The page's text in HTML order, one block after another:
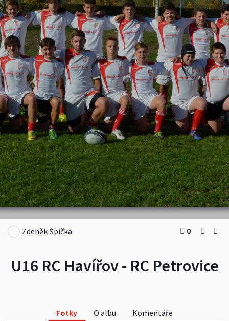
U16 RC Havířov - RC Petrovice
Zdeněk Špička 0
Fotky O albu Komentáře